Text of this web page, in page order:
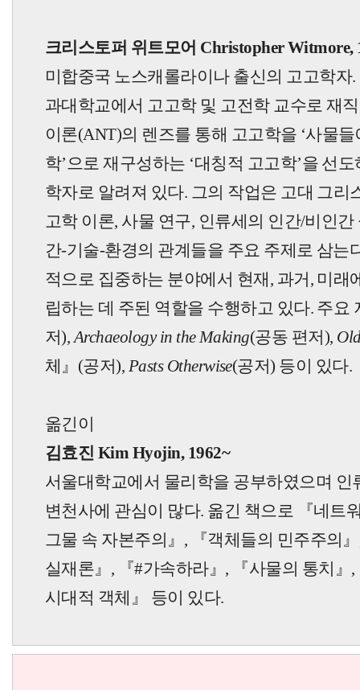
크리스토퍼 위트모어 Christopher Witmore,
미합중국 노스캐롤라이나 출신의 고고학자
과대학교에서 고고학 및 고전학 교수로 재
이론(ANT)의 렌즈를 통해 고고학을 ‘사물
학’으로 재구성하는 ‘대칭적 고고학’을 선
학자로 알려져 있다. 그의 작업은 고대 그리
고학 이론, 사물 연구, 인류세의 인간/비인
간-기술-환경의 관계들을 주요 주제로 삼는
적으로 집중하는 분야에서 현재, 과거, 미래
립하는 데 주된 역할을 수행하고 있다. 주요
저),Archaeology in the Making(공동 편저),
체』 (공저), Pasts Otherwise(공저) 등이 있
옮긴이
김효진 Kim Hyojin, 1962~
서울대학교에서 물리학을 공부하였으며 인
변천사에 관심이 많다. 옮긴 책으로
『네트
그물 속 자본주의 』 , 『객체들의 민주주의 』
실재론』 , 『#가속하라』 , 『사물의 통치 』 ,
시대적 객체 』 등이 있다.